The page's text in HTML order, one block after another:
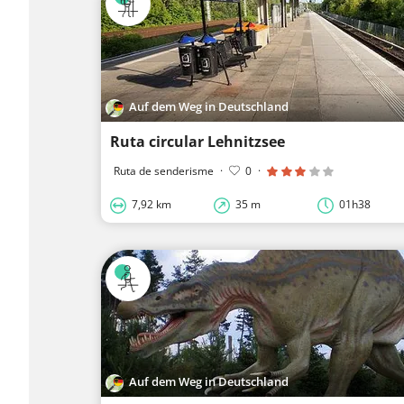
Auf dem Weg in Deutschland
Ruta circular Lehnitzsee
Ruta de senderisme · 0 ·
7,92 km 35 m 01h38
Auf dem Weg in Deutschland